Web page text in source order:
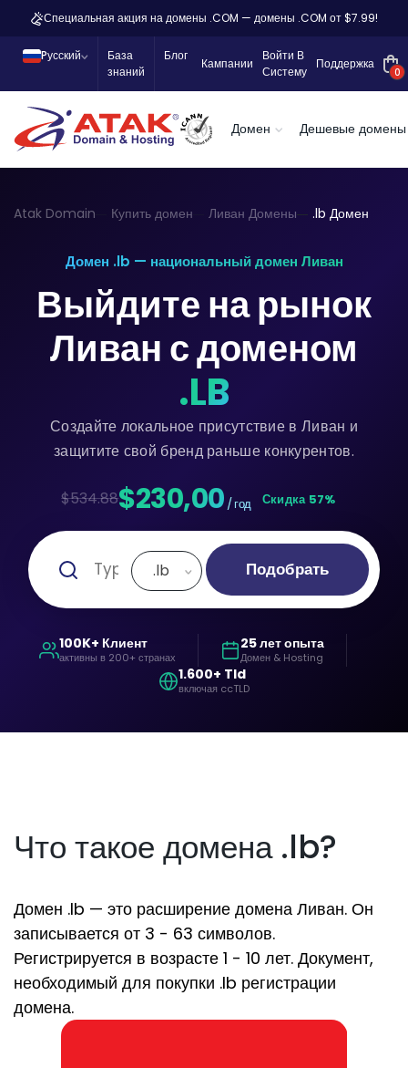
Специальная акция на домены .COM — домены .COM от $7.99!
Pусский
База
знаний
Блог
Кампании
Войти В
Систему
Поддержка
0
Домен Дешевые домены
Atak Domain Купить домен Ливан Домены .lb Домен
Домен .lb — национальный домен Ливан
Выйдите на рынок
Ливан с доменом
.LB
Создайте локальное присутствие в Ливан и
защитите свой бренд раньше конкурентов.
$534.88$230,00 / год Скидка 57%
.lb Подобрать
100K+ Клиент
активны в 200+ странах
25 лет опыта
Домен & Hosting
1.600+ Tld
включая ccTLD
Что такое домена .lb?
Домен .lb — это расширение домена Ливан. Он
записывается от 3 - 63 символов.
Регистрируется в возрасте 1 - 10 лет. Документ,
необходимый для покупки .lb регистрации
домена.